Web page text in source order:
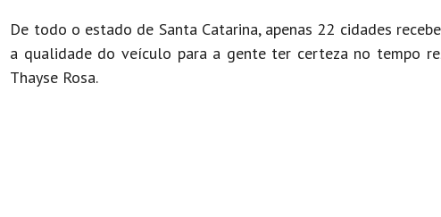
De todo o estado de Santa Catarina, apenas 22 cidades
a qualidade do veículo para a gente ter certeza no tempo
Thayse Rosa.